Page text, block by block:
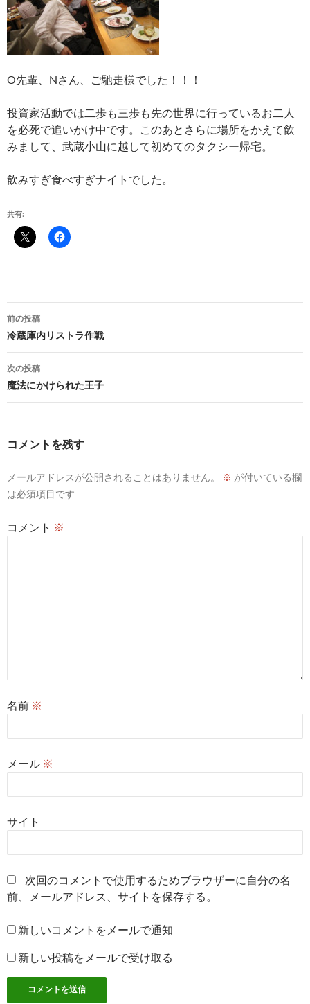
O先輩、Nさん、ご馳走様でした！！！
投資家活動では二歩も三歩も先の世界に行っているお二人
を必死で追いかけ中です。このあとさらに場所をかえて飲
みまして、武蔵小山に越して初めてのタクシー帰宅。
飲みすぎ食べすぎナイトでした。
共有:
投
稿
ナ
ビ
ゲ
ョ
前の投稿
冷蔵庫内リストラ作戦
次の投稿
魔法にかけられた王子
コメントを残す
メールアドレスが公開されることはありません。 ※ が付いている欄
は必須項目です
コメント ※
名前 ※
メール ※
サイト
次回のコメントで使用するためブラウザーに自分の名
前、メールアドレス、サイトを保存する。
新しいコメントをメールで通知
新しい投稿をメールで受け取る